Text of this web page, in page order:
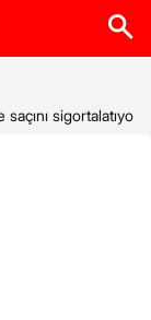
sigortalatıyor